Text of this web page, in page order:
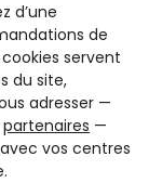
d’une
de
servent
du site,
adresser —
partenaires —
vos centres